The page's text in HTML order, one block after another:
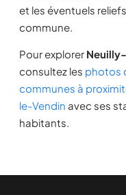
et les éventuels
commune.
Pour explorer
consultez les photos
communes à
le-Vendin avec ses
habitants.